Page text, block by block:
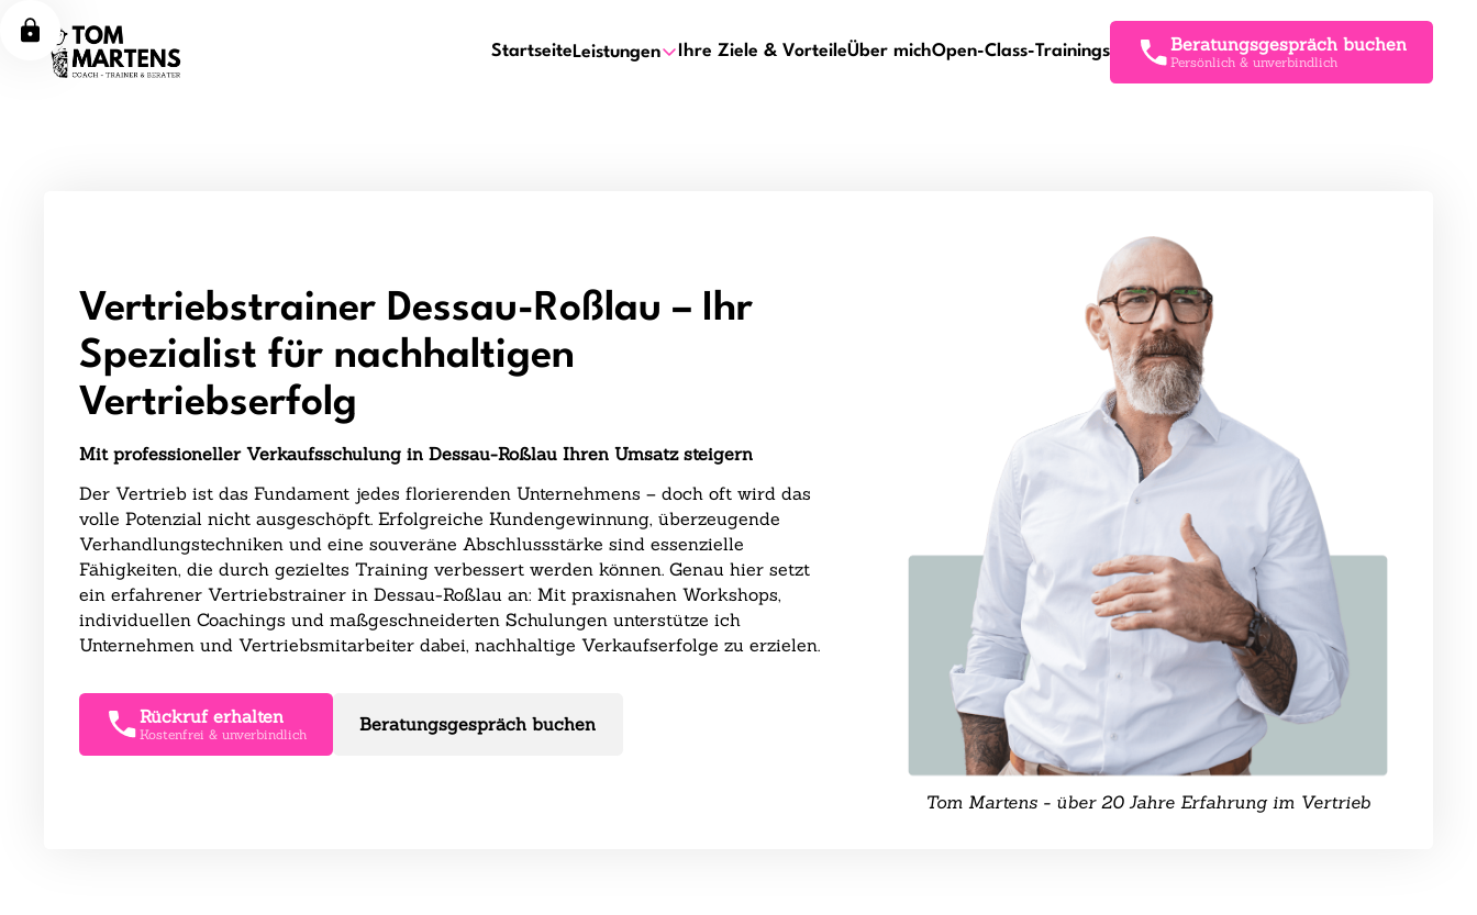
Startseite Leistungen Ihre Ziele & VorteileÜber michOpen-Class-Trainings Beratungsgespräch buchen
Persönlich & unverbindlich
Vertriebstrainer Dessau-Roßlau – Ihr
Spezialist für nachhaltigen
Vertriebserfolg
Mit professioneller Verkaufsschulung in Dessau-Roßlau Ihren Umsatz steigern
Der Vertrieb ist das Fundament jedes florierenden Unternehmens – doch oft wird das
volle Potenzial nicht ausgeschöpft. Erfolgreiche Kundengewinnung, überzeugende
Verhandlungstechniken und eine souveräne Abschlussstärke sind essenzielle
Fähigkeiten, die durch gezieltes Training verbessert werden können. Genau hier setzt
ein erfahrener Vertriebstrainer in Dessau-Roßlau an: Mit praxisnahen Workshops,
individuellen Coachings und maßgeschneiderten Schulungen unterstütze ich
Unternehmen und Vertriebsmitarbeiter dabei, nachhaltige Verkaufserfolge zu erzielen.
Rückruf erhalten
Kostenfrei & unverbindlich Beratungsgespräch buchen
Tom Martens - über 20 Jahre Erfahrung im Vertrieb